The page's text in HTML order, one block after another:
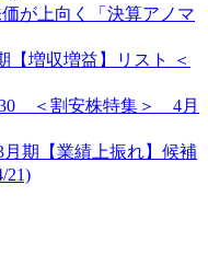
が上向く「決算アノマ
【増収増益】リスト ＜
30 ＜割安株特集＞ 4月
月期【業績上振れ】候補
21)